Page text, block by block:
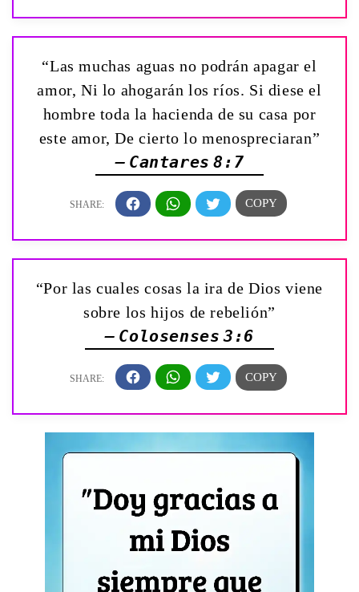
“Las muchas aguas no podrán apagar el
amor, Ni lo ahogarán los ríos. Si diese el
hombre toda la hacienda de su casa por
este amor, De cierto lo menospreciaran”
— Cantares 8:7
“Por las cuales cosas la ira de Dios viene
sobre los hijos de rebelión”
— Colosenses 3:6